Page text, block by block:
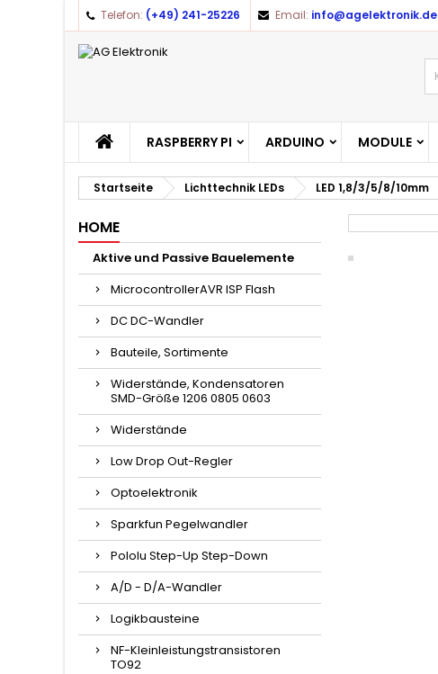
Telefon: (+49) 241-25226 Email: info@agelektronik.de
RASPBERRY PI ARDUINO MODULE
Startseite Lichttechnik LEDs LED 1,8/3/5/8/10mm
HOME
Aktive und Passive Bauelemente
MicrocontrollerAVR ISP Flash
DC DC-Wandler
Bauteile, Sortimente
Widerstände, Kondensatoren
SMD-Größe 1206 0805 0603
Widerstände
Low Drop Out-Regler
Optoelektronik
Sparkfun Pegelwandler
Pololu Step-Up Step-Down
A/D - D/A-Wandler
Logikbausteine
NF-Kleinleistungstransistoren
TO92